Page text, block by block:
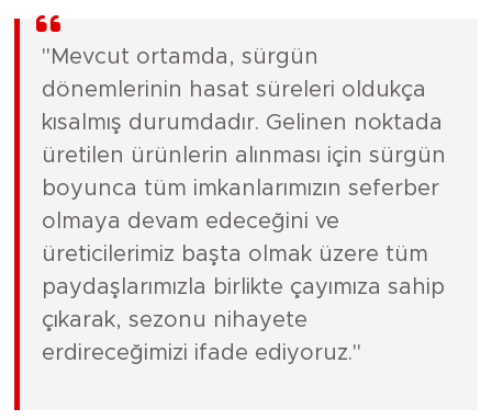
"Mevcut ortamda, sürgün
dönemlerinin hasat süreleri oldukça
kısalmış durumdadır. Gelinen noktada
üretilen ürünlerin alınması için sürgün
boyunca tüm imkanlarımızın seferber
olmaya devam edeceğini ve
üreticilerimiz başta olmak üzere tüm
paydaşlarımızla birlikte çayımıza sahip
çıkarak, sezonu nihayete
erdireceğimizi ifade ediyoruz."